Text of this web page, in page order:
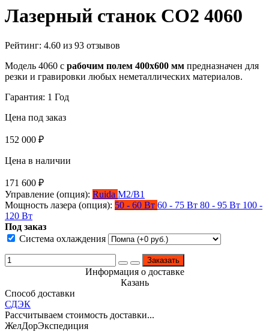
Лазерный станок СО2 4060
Рейтинг: 4.60 из 93 отзывов
Модель 4060 с рабочим полем 400х600 мм предназначен для
резки и гравировки любых неметаллических материалов.
Гарантия: 1 Год
Цена под заказ
152 000 ₽
Цена в наличии
171 600 ₽
Управление (опция): Ruida M2/B1
Мощность лазера (опция): 50 - 60 Вт 60 - 75 Вт 80 - 95 Вт 100 -
120 Вт
Под заказ
Система охлаждения
Заказать
Информация о доставке
Казань
Способ доставки
СДЭК
Рассчитываем стоимость доставки...
ЖелДорЭкспедиция